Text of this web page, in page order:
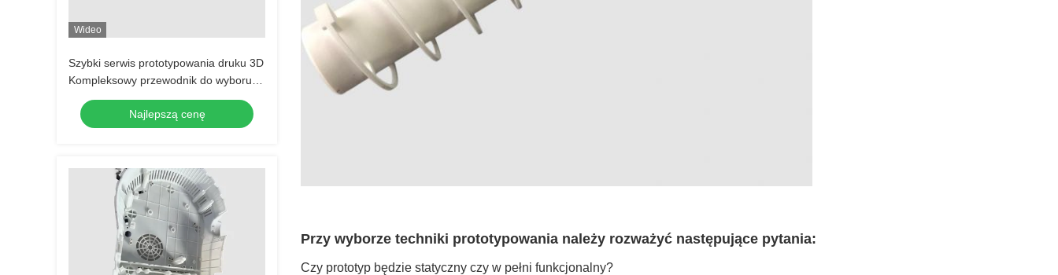
Wideo
Szybki serwis prototypowania druku 3D
Kompleksowy przewodnik do wyboru
najlepszej techniki
Najlepszą cenę
Przy wyborze techniki prototypowania należy rozważyć następujące pytania:
Czy prototyp będzie statyczny czy w pełni funkcjonalny?